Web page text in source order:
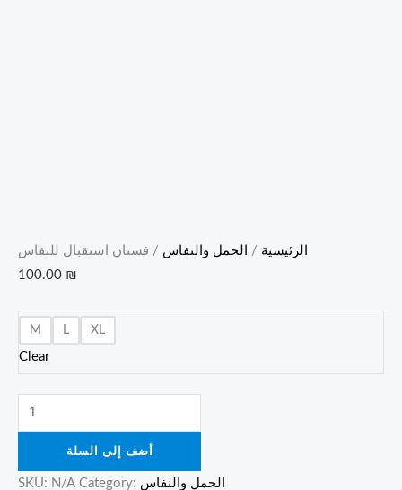
الرئيسية / الحمل والنفاس / فستان استقبال للنفاس
100.00 ₪
M L XL
Clear
أضف إلى السلة
SKU: N/A Category: الحمل والنفاس